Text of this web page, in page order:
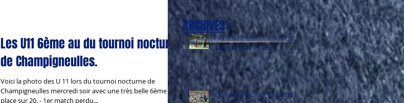
Les U11 6ème au du tournoi nocture
de Champigneulles.
Voici la photo des U 11 lors du tournoi nocturne de
Champigneulles mercredi soir avec une très belle 6ème
place sur 20. - 1er match perdu...
[ALBUM PHOTOS] Nos U13
face au COS VILLERS
[ALBUM PHOTO] Nos U13
ARCHIVES: